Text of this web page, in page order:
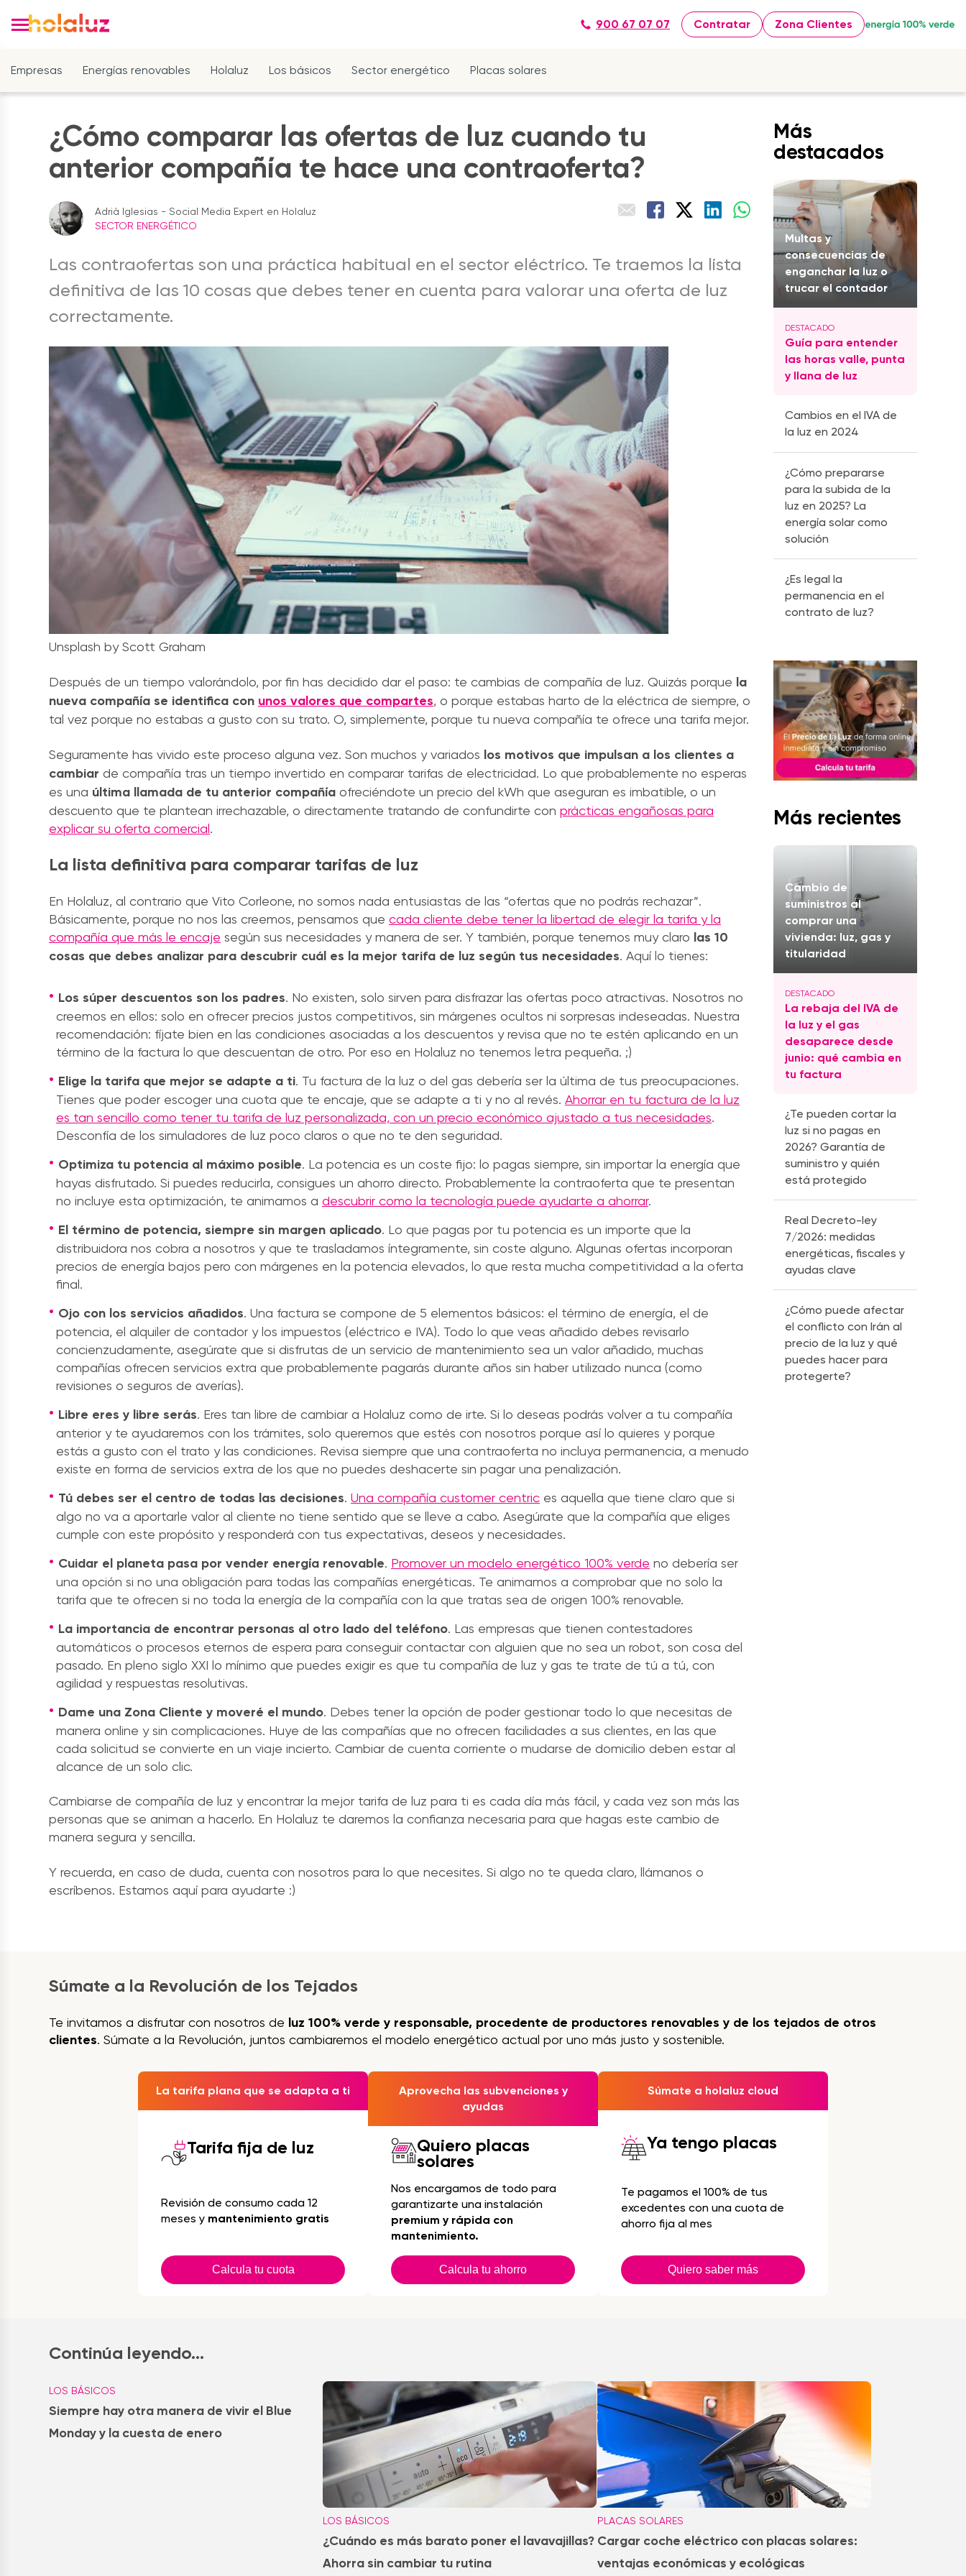
900 67 07 07 Contratar Zona Clientes
Empresas Energías renovables Holaluz Los básicos Sector energético Placas solares
¿Cómo comparar las ofertas de luz cuando tu
anterior compañía te hace una contraoferta?
Adrià Iglesias - Social Media Expert en Holaluz
SECTOR ENERGÉTICO
Las contraofertas son una práctica habitual en el sector eléctrico. Te traemos la lista
definitiva de las 10 cosas que debes tener en cuenta para valorar una oferta de luz
correctamente.
Unsplash by Scott Graham
Después de un tiempo valorándolo, por fin has decidido dar el paso: te cambias de compañía de luz. Quizás porque la
nueva compañía se identifica con unos valores que compartes, o porque estabas harto de la eléctrica de siempre, o
tal vez porque no estabas a gusto con su trato. O, simplemente, porque tu nueva compañía te ofrece una tarifa mejor.
Seguramente has vivido este proceso alguna vez. Son muchos y variados los motivos que impulsan a los clientes a
cambiar de compañía tras un tiempo invertido en comparar tarifas de electricidad. Lo que probablemente no esperas
es una última llamada de tu anterior compañía ofreciéndote un precio del kWh que aseguran es imbatible, o un
descuento que te plantean irrechazable, o directamente tratando de confundirte con prácticas engañosas para
explicar su oferta comercial.
La lista definitiva para comparar tarifas de luz
En Holaluz, al contrario que Vito Corleone, no somos nada entusiastas de las “ofertas que no podrás rechazar”.
Básicamente, porque no nos las creemos, pensamos que cada cliente debe tener la libertad de elegir la tarifa y la
compañía que más le encaje según sus necesidades y manera de ser. Y también, porque tenemos muy claro las 10
cosas que debes analizar para descubrir cuál es la mejor tarifa de luz según tus necesidades. Aquí lo tienes:
Los súper descuentos son los padres. No existen, solo sirven para disfrazar las ofertas poco atractivas. Nosotros no
creemos en ellos: solo en ofrecer precios justos competitivos, sin márgenes ocultos ni sorpresas indeseadas. Nuestra
recomendación: fíjate bien en las condiciones asociadas a los descuentos y revisa que no te estén aplicando en un
término de la factura lo que descuentan de otro. Por eso en Holaluz no tenemos letra pequeña. ;)
Elige la tarifa que mejor se adapte a ti. Tu factura de la luz o del gas debería ser la última de tus preocupaciones.
Tienes que poder escoger una cuota que te encaje, que se adapte a ti y no al revés. Ahorrar en tu factura de la luz
es tan sencillo como tener tu tarifa de luz personalizada, con un precio económico ajustado a tus necesidades.
Desconfía de los simuladores de luz poco claros o que no te den seguridad.
Optimiza tu potencia al máximo posible. La potencia es un coste fijo: lo pagas siempre, sin importar la energía que
hayas disfrutado. Si puedes reducirla, consigues un ahorro directo. Probablemente la contraoferta que te presentan
no incluye esta optimización, te animamos a descubrir como la tecnología puede ayudarte a ahorrar.
El término de potencia, siempre sin margen aplicado. Lo que pagas por tu potencia es un importe que la
distribuidora nos cobra a nosotros y que te trasladamos íntegramente, sin coste alguno. Algunas ofertas incorporan
precios de energía bajos pero con márgenes en la potencia elevados, lo que resta mucha competitividad a la oferta
final.
Ojo con los servicios añadidos. Una factura se compone de 5 elementos básicos: el término de energía, el de
potencia, el alquiler de contador y los impuestos (eléctrico e IVA). Todo lo que veas añadido debes revisarlo
concienzudamente, asegúrate que si disfrutas de un servicio de mantenimiento sea un valor añadido, muchas
compañías ofrecen servicios extra que probablemente pagarás durante años sin haber utilizado nunca (como
revisiones o seguros de averías).
Libre eres y libre serás. Eres tan libre de cambiar a Holaluz como de irte. Si lo deseas podrás volver a tu compañía
anterior y te ayudaremos con los trámites, solo queremos que estés con nosotros porque así lo quieres y porque
estás a gusto con el trato y las condiciones. Revisa siempre que una contraoferta no incluya permanencia, a menudo
existe en forma de servicios extra de los que no puedes deshacerte sin pagar una penalización.
Tú debes ser el centro de todas las decisiones. Una compañía customer centric es aquella que tiene claro que si
algo no va a aportarle valor al cliente no tiene sentido que se lleve a cabo. Asegúrate que la compañía que eliges
cumple con este propósito y responderá con tus expectativas, deseos y necesidades.
Cuidar el planeta pasa por vender energía renovable. Promover un modelo energético 100% verde no debería ser
una opción si no una obligación para todas las compañías energéticas. Te animamos a comprobar que no solo la
tarifa que te ofrecen si no toda la energía de la compañía con la que tratas sea de origen 100% renovable.
La importancia de encontrar personas al otro lado del teléfono. Las empresas que tienen contestadores
automáticos o procesos eternos de espera para conseguir contactar con alguien que no sea un robot, son cosa del
pasado. En pleno siglo XXI lo mínimo que puedes exigir es que tu compañía de luz y gas te trate de tú a tú, con
agilidad y respuestas resolutivas.
Dame una Zona Cliente y moveré el mundo. Debes tener la opción de poder gestionar todo lo que necesitas de
manera online y sin complicaciones. Huye de las compañías que no ofrecen facilidades a sus clientes, en las que
cada solicitud se convierte en un viaje incierto. Cambiar de cuenta corriente o mudarse de domicilio deben estar al
alcance de un solo clic.
Cambiarse de compañía de luz y encontrar la mejor tarifa de luz para ti es cada día más fácil, y cada vez son más las
personas que se animan a hacerlo. En Holaluz te daremos la confianza necesaria para que hagas este cambio de
manera segura y sencilla.
Y recuerda, en caso de duda, cuenta con nosotros para lo que necesites. Si algo no te queda claro, llámanos o
escríbenos. Estamos aquí para ayudarte :)
Más
destacados
Multas y
consecuencias de
enganchar la luz o
trucar el contador
Guía para entender
las horas valle, punta
y llana de luz
Cambios en el IVA de
la luz en 2024
¿Cómo prepararse
para la subida de la
luz en 2025? La
energía solar como
solución
¿Es legal la
permanencia en el
contrato de luz?
Más recientes
Cambio de
suministros al
comprar una
vivienda: luz, gas y
titularidad
La rebaja del IVA de
la luz y el gas
desaparece desde
junio: qué cambia en
tu factura
¿Te pueden cortar la
luz si no pagas en
2026? Garantía de
suministro y quién
está protegido
Real Decreto-ley
7/2026: medidas
energéticas, fiscales y
ayudas clave
¿Cómo puede afectar
el conflicto con Irán al
precio de la luz y qué
puedes hacer para
protegerte?
Súmate a la Revolución de los Tejados
Te invitamos a disfrutar con nosotros de luz 100% verde y responsable, procedente de productores renovables y de los tejados de otros
clientes. Súmate a la Revolución, juntos cambiaremos el modelo energético actual por uno más justo y sostenible.
La tarifa plana que se adapta a ti
Tarifa fija de luz
Revisión de consumo cada 12
meses y mantenimiento gratis
Calcula tu cuota
Aprovecha las subvenciones y
ayudas
Quiero placas
solares
Nos encargamos de todo para
garantizarte una instalación
premium y rápida con
mantenimiento.
Calcula tu ahorro
Súmate a holaluz cloud
Ya tengo placas
Te pagamos el 100% de tus
excedentes con una cuota de
ahorro fija al mes
Quiero saber más
Continúa leyendo...
LOS BÁSICOS
Siempre hay otra manera de vivir el Blue
Monday y la cuesta de enero
LOS BÁSICOS
¿Cuándo es más barato poner el lavavajillas?
Ahorra sin cambiar tu rutina
PLACAS SOLARES
Cargar coche eléctrico con placas solares:
ventajas económicas y ecológicas